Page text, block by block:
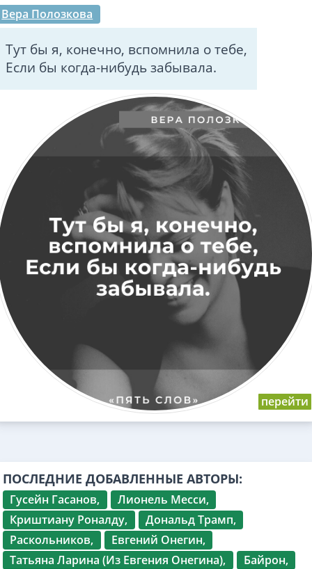
Вера Полозкова
Тут бы я, конечно, вспомнила о тебе,
Если бы когда-нибудь забывала.
ПОСЛЕДНИЕ ДОБАВЛЕННЫЕ АВТОРЫ:
Гусейн Гасанов,
Лионель Месси,
Криштиану Роналду,
Дональд Трамп,
Раскольников,
Евгений Онегин,
Татьяна Ларина (Из Евгения Онегина),
Байрон,